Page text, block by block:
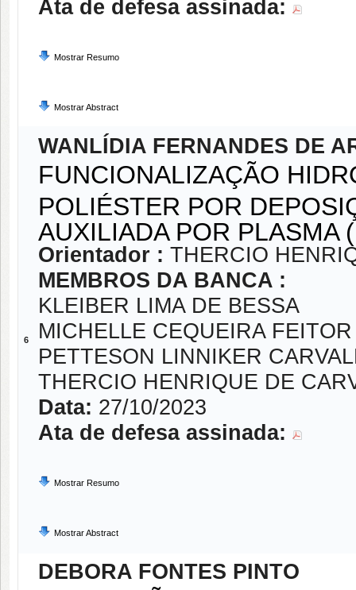
Ata de defesa assinada:
Mostrar Resumo
Mostrar Abstract
6
WANLÍDIA FERNANDES DE
FUNCIONALIZAÇÃO
POLIÉSTER POR
AUXILIADA POR PLASMA
Orientador : THERCIO
MEMBROS DA BANCA :
KLEIBER LIMA DE BESSA
MICHELLE CEQUEIRA FEITOR
PETTESON LINNIKER
THERCIO HENRIQUE DE
Data: 27/10/2023
Ata de defesa assinada:
Mostrar Resumo
Mostrar Abstract
DEBORA FONTES PINTO